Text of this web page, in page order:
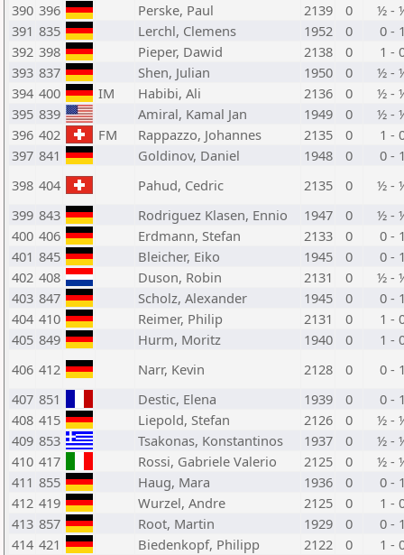
390 396 Perske, Paul 2139 0
½ -
391 835 Lerchl, Clemens 1952 0
0 -
392 398 Pieper, Dawid 2138 0
1 -
393 837 Shen, Julian 1950 0
½ -
394 400 IM Habibi, Ali 2136 0
½ -
395 839 Amiral, Kamal Jan 1949 0
½ -
396 402 FM Rappazzo, Johannes 2135 0
1 -
397 841 Goldinov, Daniel 1948 0
0 -
398 404 Pahud, Cedric 2135 0
½ -
399 843 Rodriguez Klasen, Ennio 1947 0
½ -
400 406 Erdmann, Stefan 2133 0
0 -
401 845 Bleicher, Eiko 1945 0
0 -
402 408 Duson, Robin 2131 0
½ -
403 847 Scholz, Alexander 1945 0
0 -
404 410 Reimer, Philip 2131 0
1 -
405 849 Hurm, Moritz 1940 0
1 -
406 412 Narr, Kevin 2128 0
0 -
407 851 Destic, Elena 1939 0
0 -
408 415 Liepold, Stefan 2126 0
½ -
409 853 Tsakonas, Konstantinos 1937 0
½ -
410 417 Rossi, Gabriele Valerio 2125 0
½ -
411 855 Haug, Mara 1936 0
0 -
412 419 Wurzel, Andre 2125 0
1 -
413 857 Root, Martin 1929 0
0 -
414 421 Biedenkopf, Philipp 2122 0
1 -